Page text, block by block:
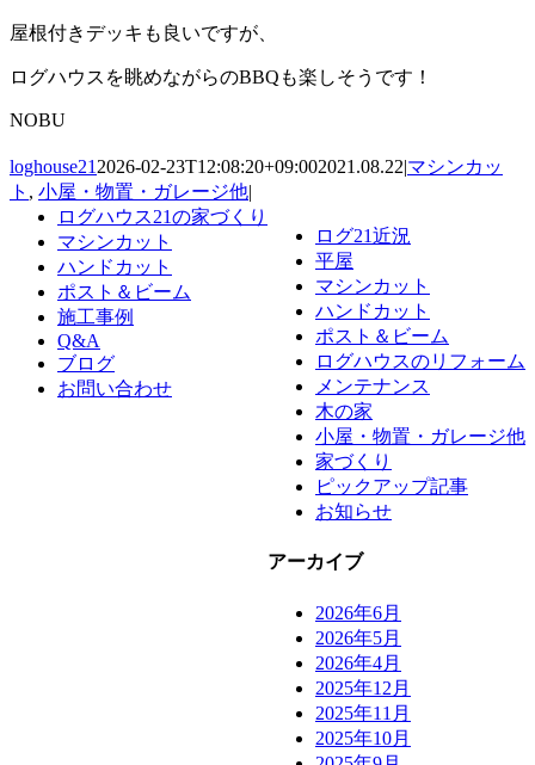
屋根付きデッキも良いですが、
ログハウスを眺めながらのBBQも楽しそうです！
NOBU
loghouse21 2026-02-23T12:08:20+09:002021.08.22|マシンカッ
ト , 小屋・物置・ガレージ他|
ログ21近況
平屋
マシンカット
ハンドカット
ポスト＆ビーム
ログハウスのリフォーム
メンテナンス
木の家
小屋・物置・ガレージ他
家づくり
ピックアップ記事
お知らせ
アーカイブ
2026年6月
2026年5月
2026年4月
2025年12月
2025年11月
2025年10月
ログハウス21の家づくり
マシンカット
ハンドカット
ポスト＆ビーム
施工事例
Q&A
ブログ
お問い合わせ